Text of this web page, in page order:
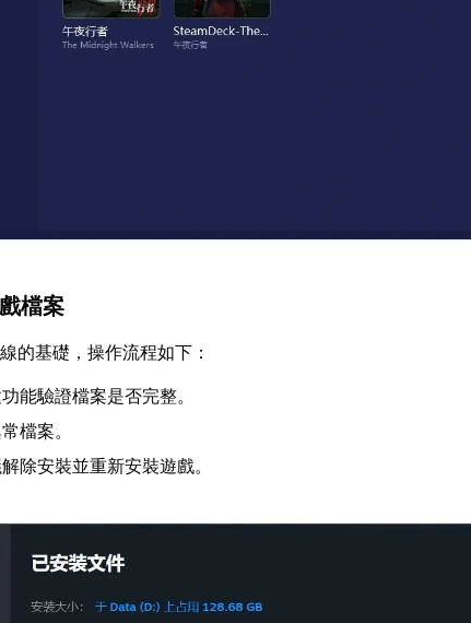
檔案
的基礎，操作流程如下：
能驗證檔案是否完整。
檔案。
除安裝並重新安裝遊戲。